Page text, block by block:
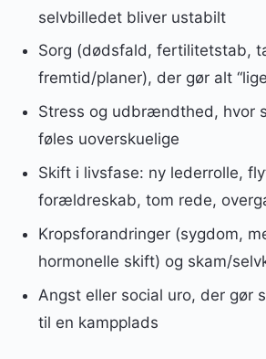
selvbilledet bliver ustabilt
Sorg (dødsfald, fertilitetstab,
fremtid/planer), der gør alt
Stress og udbrændthed, hvor
føles uoverskuelige
Skift i livsfase: ny lederrolle,
forældreskab, tom rede,
Kropsforandringer (sygdom,
hormonelle skift) og skam/
Angst eller social uro, der gør
til en kampplads